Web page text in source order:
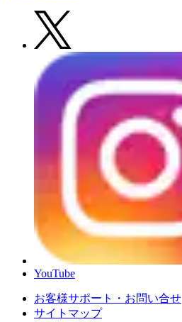
YouTube
お客様サポート・お問い合せ
サイトマップ